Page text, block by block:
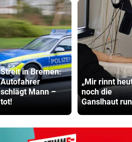
Streit in Bremen:
Autofahrer
schlägt Mann –
tot!
„Mir rinnt
noch die
Ganslhaut